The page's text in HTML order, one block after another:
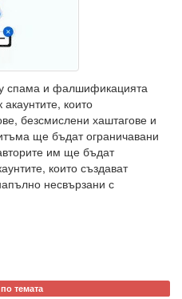
спама и фалшификацията
които
безсмислени хаштагове и
ще бъдат ограничавани
им ще бъдат
които създават
несвързани с
темата